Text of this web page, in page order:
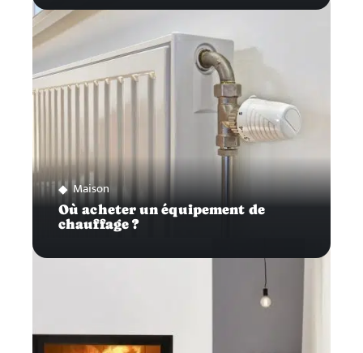
Maison
Où acheter un équipement de
chauffage ?